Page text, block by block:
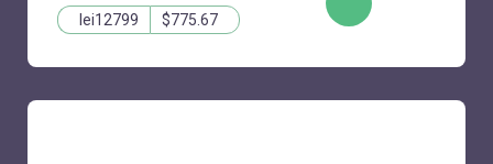
lei12799 $775.67